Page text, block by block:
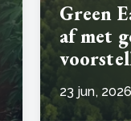
Green
af met
23 jun, 2026